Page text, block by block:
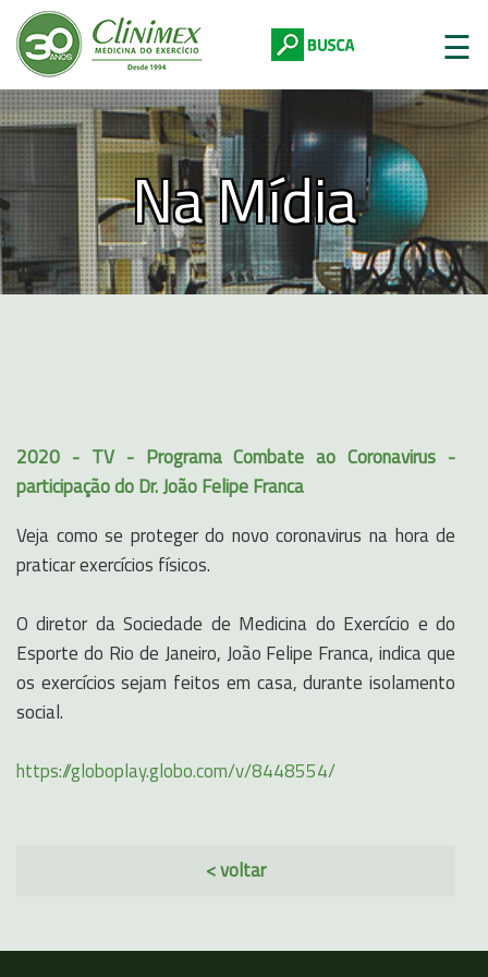
☰
Digite abaixo:
Na Mídia
2020 - TV - Programa Combate ao Coronavirus -
participação do Dr. João Felipe Franca
Veja como se proteger do novo coronavirus na hora de
praticar exercícios físicos.
O diretor da Sociedade de Medicina do Exercício e do
Esporte do Rio de Janeiro, João Felipe Franca, indica que
os exercícios sejam feitos em casa, durante isolamento
social.
https://globoplay.globo.com/v/8448554/
< voltar